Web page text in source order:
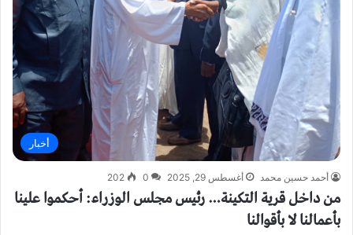
أخبار
أحمد حسين محمد أغسطس 29, 2025 0
202
من داخل قرية التكينة… رئيس مجلس الوزراء: أحكموا علينا
بأعمالنا لا بأقوالنا